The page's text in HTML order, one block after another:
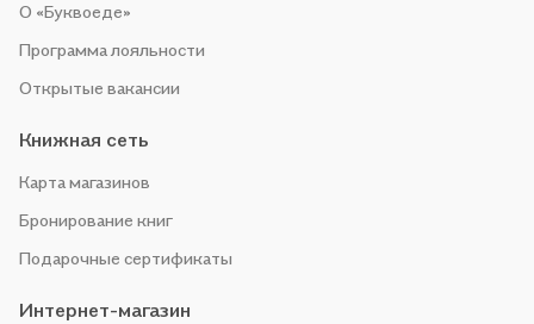
О «Буквоеде»
Программа лояльности
Открытые вакансии
Книжная сеть
Карта магазинов
Бронирование книг
Подарочные сертификаты
Интернет-магазин